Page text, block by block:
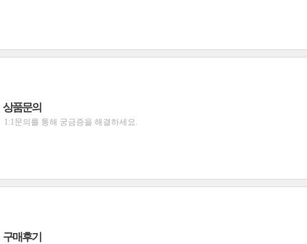
상품문의
1:1문의를 통해 궁금증을 해결하세요.
구매후기